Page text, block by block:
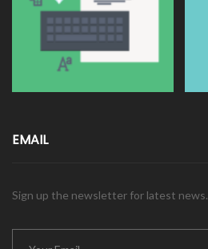
EMAIL
Sign up the newsletter for latest news.